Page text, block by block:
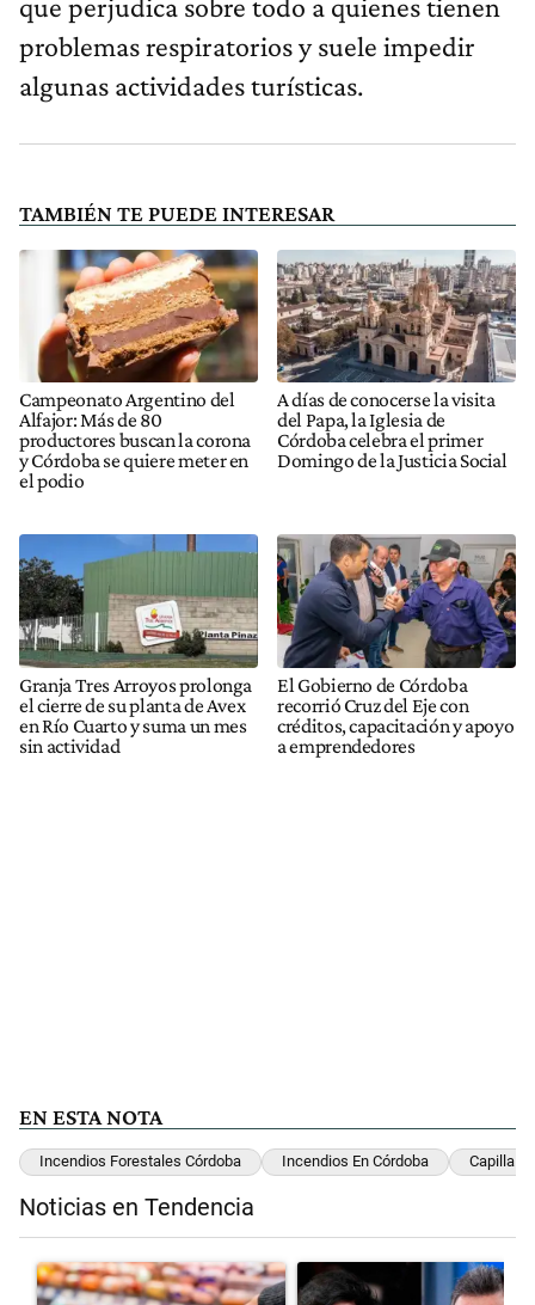
que perjudica sobre todo a quienes tienen
problemas respiratorios y suele impedir
algunas actividades turísticas.
TAMBIÉN TE PUEDE INTERESAR
Campeonato Argentino del
Alfajor: Más de 80
productores buscan la corona
y Córdoba se quiere meter en
el podio
A días de conocerse la visita
del Papa, la Iglesia de
Córdoba celebra el primer
Domingo de la Justicia Social
Granja Tres Arroyos prolonga
el cierre de su planta de Avex
en Río Cuarto y suma un mes
sin actividad
El Gobierno de Córdoba
recorrió Cruz del Eje con
créditos, capacitación y apoyo
a emprendedores
EN ESTA NOTA
Incendios Forestales Córdoba Incendios En Córdoba Capilla
Noticias en Tendencia
Un artículo de tendencia con el título "Inflación: economistas
Un artículo de tendencia con el